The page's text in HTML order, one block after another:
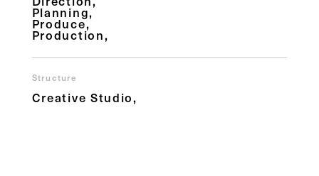
Planning
Produce
Production
Structure
Creative Studio